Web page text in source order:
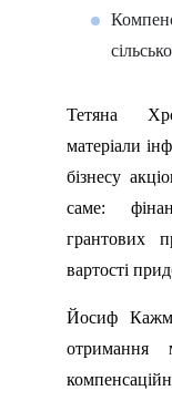
Тетяна
матеріали
бізнесу
саме:
грантових
вартості
Йосиф
отримання